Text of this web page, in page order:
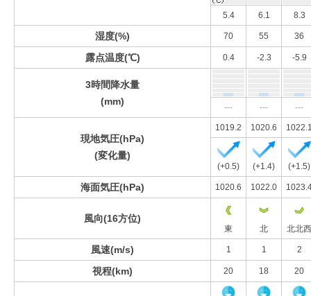
5.4 6.1 8.3
湿度(%) 70 55 36
露点温度(℃) 0.4 -2.3 -5.9
3時間降水量
(mm)
--- --- ---
現地気圧(hPa)
(変化量)
1019.2 1020.6
(+0.5) (+1.4) (+1.5)
海面気圧(hPa) 1020.6 1022.0
風向(16方位)
東 北 北北西
風速(m/s) 1 1 2
視程(km) 20 18 20